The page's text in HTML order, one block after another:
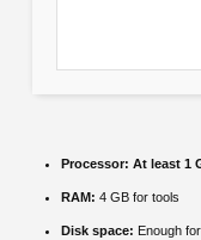
Processor: At least 1
RAM: 4 GB for tools
Disk space: Enough